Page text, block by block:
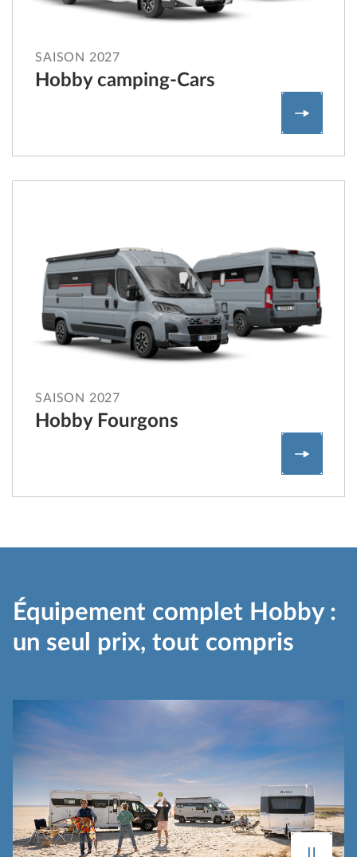
SAISON 2027
Hobby camping-Cars
Hobby
SAISON 2027
Hobby Fourgons
Hobby
Équipement complet Hobby :
un seul prix, tout compris